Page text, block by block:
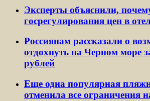
Эксперты объяснили,
госрегулирования цен в
Россиянам рассказали о
отдохнуть на Черном море
рублей
Еще одна популярная
отменила все ограничения